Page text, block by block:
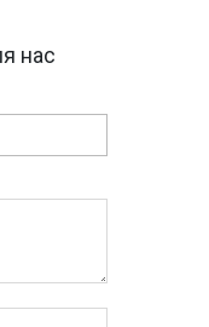
нас